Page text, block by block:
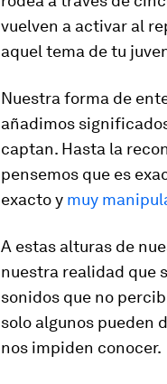
vuelven a activar al
aquel tema de tu
Nuestra forma de
añadimos
captan. Hasta la
pensemos que es
exacto y muy
A estas alturas de
nuestra realidad que
sonidos que no
solo algunos pueden
nos impiden conocer.